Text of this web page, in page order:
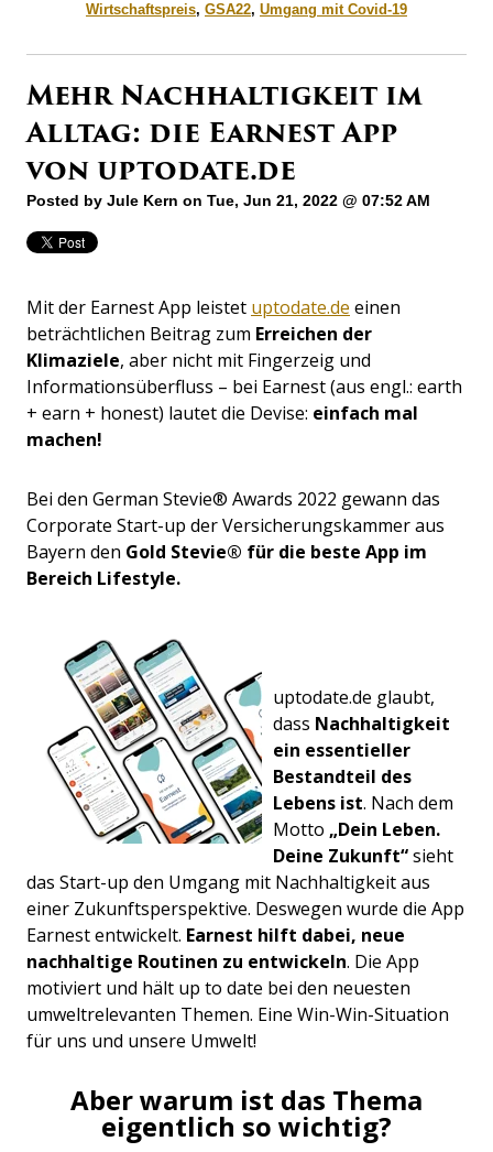
Wirtschaftspreis, GSA22, Umgang mit Covid-19
Mehr Nachhaltigkeit im
Alltag: die Earnest App
von uptodate.de
Posted by Jule Kern on Tue, Jun 21, 2022 @ 07:52 AM
Mit der Earnest App leistet uptodate.de einen
beträchtlichen Beitrag zum Erreichen der
Klimaziele, aber nicht mit Fingerzeig und
Informationsüberfluss – bei Earnest (aus engl.: earth
+ earn + honest) lautet die Devise: einfach mal
machen!
Bei den German Stevie® Awards 2022 gewann das
Corporate Start-up der Versicherungskammer aus
Bayern den Gold Stevie® für die beste App im
Bereich Lifestyle.
uptodate.de glaubt,
dass Nachhaltigkeit
ein essentieller
Bestandteil des
Lebens ist. Nach dem
Motto „Dein Leben.
Deine Zukunft“sieht
das Start-up den Umgang mit Nachhaltigkeit aus
einer Zukunftsperspektive. Deswegen wurde die App
Earnest entwickelt. Earnest hilft dabei, neue
nachhaltige Routinen zu entwickeln. Die App
motiviert und hält up to date bei den neuesten
umweltrelevanten Themen. Eine Win-Win-Situation
für uns und unsere Umwelt!
Aber warum ist das Thema
eigentlich so wichtig?